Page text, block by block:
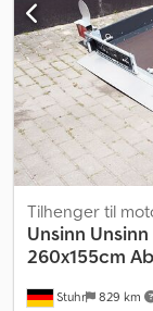
Stuhr 829 km
Tilhenger til
Unsinn Unsinn
260x155cm